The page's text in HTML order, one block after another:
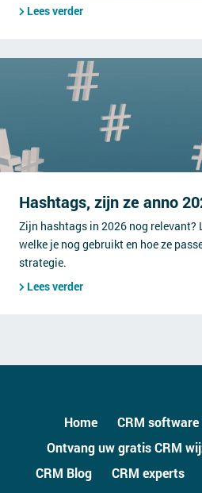
Lees verder
Hashtags, zijn ze anno
Zijn hashtags in 2026 nog relevant?
welke je nog gebruikt en hoe ze
strategie.
Lees verder
Home CRM software
Ontvang uw gratis CRM
CRM Blog
CRM experts